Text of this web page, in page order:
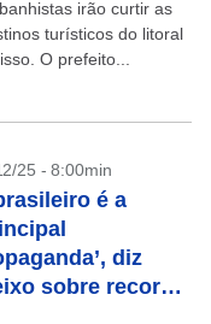
irão curtir as
turísticos do litoral
O prefeito...
25 - 8:00min
é a
diz
sobre recorde